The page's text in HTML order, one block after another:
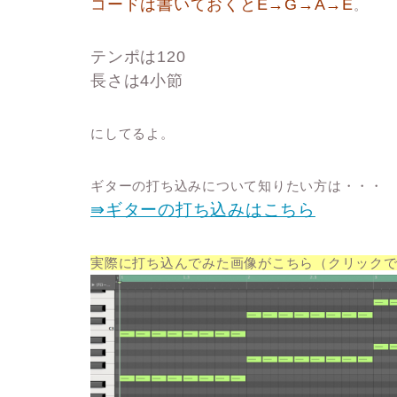
コードは書いておくとE→G→A→E 。
テンポは120
長さは4小節
にしてるよ。
ギターの打ち込みについて知りたい方は・・・
⇛ギターの打ち込みはこちら
実際に打ち込んでみた画像がこちら（クリック